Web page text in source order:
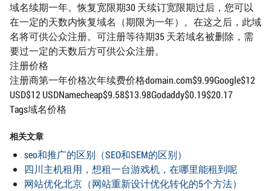
域名续期一年。恢复宽限期30 天续订宽限期过后，您可以
在一定的天数内恢复域名（期限为一年）。在这之后，此域
名将可供公众注册。可注册等待期35 天若域名被删除，需
要过一定的天数后方可供公众注册。
注册价格
注册商第一年价格次年续费价格domain.com$9.99Google$12
USD$12 USDNamecheap$9.58$13.98Godaddy$0.19$20.17
Tags域名价格
相关文章
seo和推广的区别（SEO和SEM的区别）
四川主机租用，想租一台游戏机，在哪里能租到呢
网站优化北京（网站重新设计优化转化的5个方法）